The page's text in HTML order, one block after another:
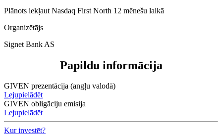
Plānots iekļaut Nasdaq First North 12 mēnešu laikā
Organizētājs
Signet Bank AS
Papildu informācija
GIVEN prezentācija (angļu valodā)
Lejupielādēt
GIVEN obligāciju emisija
Lejupielādēt
Kur investēt?